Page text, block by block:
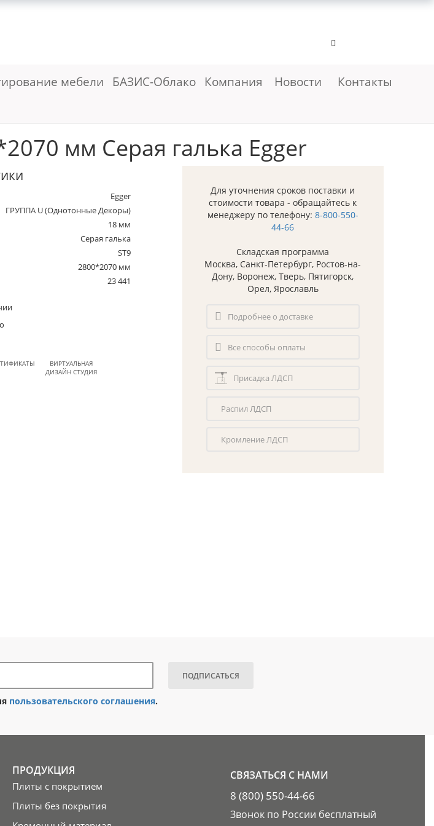
мебели БАЗИС-Облако Компания Новости Контакты
мм Серая галька Egger
Egger
ГРУППА U (Однотонные Декоры)
18 мм
Серая галька
ST9
2800*2070 мм
23 441
ВИРТУАЛЬНАЯ
ДИЗАЙН СТУДИЯ
Для уточнения сроков поставки и
стоимости товара - обращайтесь к
менеджеру по телефону: 8-800-550-
44-66
Складская программа
Москва, Санкт-Петербург, Ростов-на-
Дону, Воронеж, Тверь, Пятигорск,
Орел, Ярославль
Подробнее о доставке
Все способы оплаты
Присадка ЛДСП
Распил ЛДСП
Кромление ЛДСП
ПОДПИСАТЬСЯ
пользовательского соглашения.
ПРОДУКЦИЯ
Плиты с покрытием
Плиты без покрытия
СВЯЗАТЬСЯ С НАМИ
8 (800) 550-44-66
Звонок по России бесплатный